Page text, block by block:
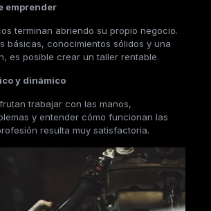
emprender
terminan abriendo su propio negocio.
básicas, conocimientos sólidos y una
es posible crear un taller rentable.
y dinámico
trabajar con las manos,
y entender cómo funcionan las
resulta muy satisfactoria.